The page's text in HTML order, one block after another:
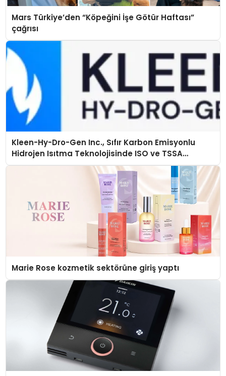
Mars Türkiye’den “Köpeğini İşe Götür Haftası”
çağrısı
Kleen-Hy-Dro-Gen Inc., Sıfır Karbon Emisyonlu
Hidrojen Isıtma Teknolojisinde ISO ve TSSA
Düzenleyici Onaylarını Aldı
Marie Rose kozmetik sektörüne giriş yaptı